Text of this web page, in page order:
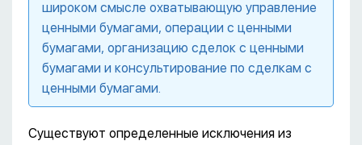
широком смысле охватывающую управление
ценными бумагами, операции с ценными
бумагами, организацию сделок с ценными
бумагами и консультирование по сделкам с
ценными бумагами.
Существуют определенные исключения из